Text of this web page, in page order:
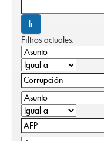
Filtros actuales: